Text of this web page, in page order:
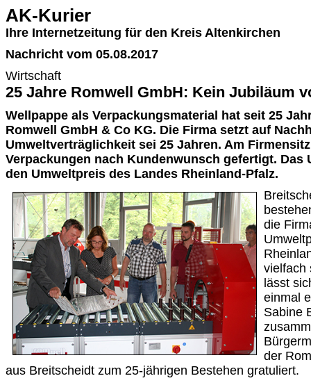
AK-Kurier
Ihre Internetzeitung für den Kreis Altenkirchen
Nachricht vom 05.08.2017
Wirtschaft
25 Jahre Romwell GmbH: Kein Jubiläum
Wellpappe als Verpackungsmaterial hat seit 25
Romwell GmbH & Co KG. Die Firma setzt auf
Umweltverträglichkeit sei 25 Jahren. Am
Verpackungen nach Kundenwunsch gefertigt. Das
den Umweltpreis des Landes Rheinland-Pfalz.
die
vielfach
lässt
einmal
Sabine
der
aus Breitscheidt zum 25-jährigen Bestehen gratuliert.